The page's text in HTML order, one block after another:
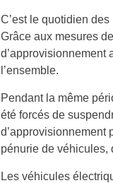
C’est le quotidien
Grâce aux mesures
d’approvisionnement
l’ensemble.
Pendant la même
été forcés de
d’approvisionnement
pénurie de véhicules,
Les véhicules